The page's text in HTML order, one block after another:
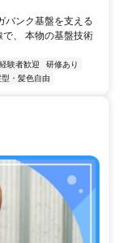
バンク基盤を支える
、 本物の基盤技術
経験者歓迎
研修あり
型・髪色自由